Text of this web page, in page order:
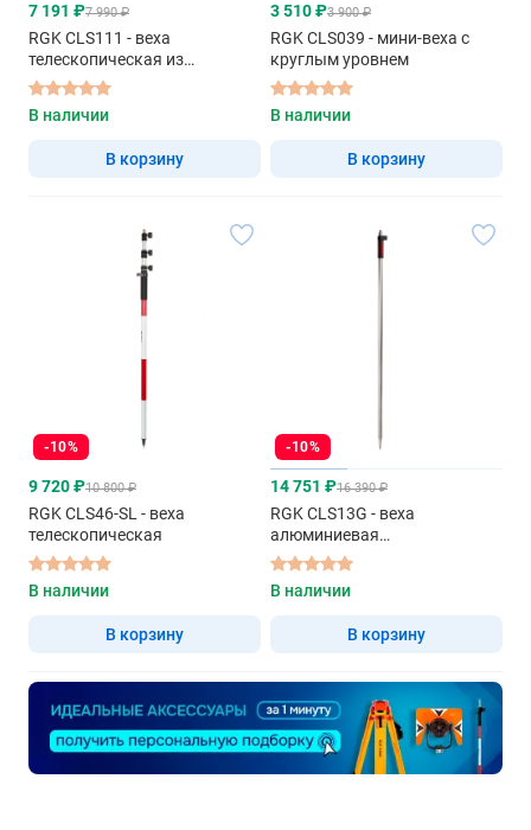
7 191 ₽7 990 ₽
RGK CLS111 - веха
телескопическая из
алюминия
В наличии
В корзину
3 510 ₽3 900 ₽
RGK CLS039 - мини-веха с
круглым уровнем
В наличии
В корзину
-10%
9 720 ₽10 800 ₽
RGK CLS46-SL - веха
телескопическая
В наличии
В корзину
-10%
14 751 ₽16 390 ₽
RGK CLS13G - веха
алюминиевая
телескопическая
В наличии
В корзину